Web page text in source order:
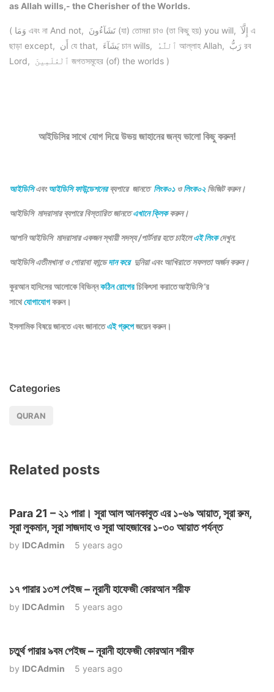
as Allah wills,- the Cherisher of the Worlds.
( وَمَا এবং না And not, تَشَآءُونَ (যা) তোমরা চাও (তা কিছু হয়) you will, إِلَّآ এ
ছাড়া except, أَن যে that, يَشَآءَ চান wills, ٱللَّهُ আল্লাহ Allah, رَبُّ রব
Lord, ٱلْعَٰلَمِينَ জগতসমূহের (of) the worlds )
আইডিসির সাথে যোগ দিয়ে উভয় জাহানের জন্য ভালো কিছু করুন!
আইডিসিএবংআইডিসি ফাউন্ডেশনেরব্যপারে জানতে লিংক০১ওলিংক০২ ভিজিট করুন।
আইডিসি মাদরাসার ব্যপারে বিস্তারিত জানতেএখানে ক্লিককরুন।
আপনি আইডিসি মাদরাসার একজন স্থায়ী সদস্য /পার্টনার হতে চাইলেএই লিংকদেখুন.
আইডিসি এতীমখানা ও গোরাবা ফান্ডেদান করে দুনিয়া এবং আখিরাতে সফলতা অর্জন করুন।
কুরআন হাদিসের আলোকে বিভিন্নকঠিন রোগেরচিকিৎসা করাতেআইডিসি‘র
সাথেযোগাযোগকরুন।
ইসলামিক বিষয়ে জানতে এবং জানাতেএই গ্রুপেজয়েন করুন।
Categories
QURAN
Related posts
Para 21 – ২১ পারা। সূরা আল আনকাবুত এর ১-৬৯ আয়াত, সূরা রুম,
সূরা লুকমান, সূরা সাজদাহ ও সূরা আহজাবের ১-৩০ আয়াত পর্যন্ত
by IDCAdmin 5 years ago
১৭ পারার ১৩শ পেইজ – নূরানী হাফেজী কোরআন শরীফ
by IDCAdmin 5 years ago
চতুর্থ পারার ৯বম পেইজ – নূরানী হাফেজী কোরআন শরীফ
by IDCAdmin 5 years ago